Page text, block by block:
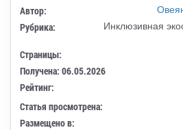
Автор:
Рубрика:
Инклюзивная
Страницы:
Получена: 06.05.2026
Рейтинг:
Статья просмотрена:
Размещено в: